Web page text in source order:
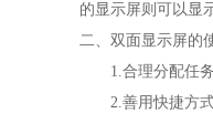
的显示屏则可以显
二、双面显示屏的
1.合理分配任务
2.善用快捷方式